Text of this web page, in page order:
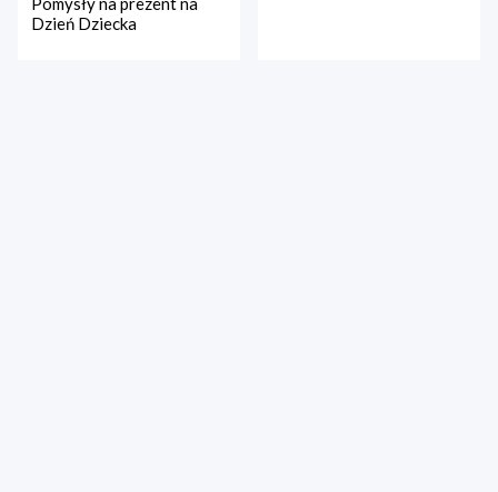
Dzień Dziecka